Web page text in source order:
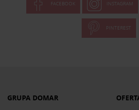
FACEBOOK INSTAGRAM
PINTEREST
GRUPA DOMAR